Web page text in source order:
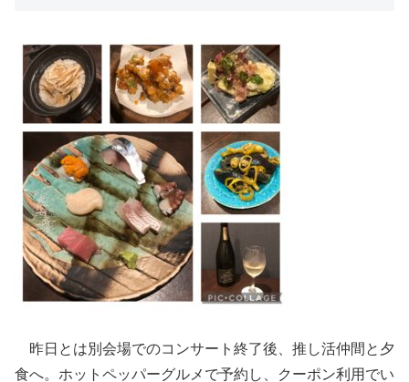
昨日とは別会場でのコンサート終了後、推し活仲間と夕
食へ。ホットペッパーグルメで予約し、クーポン利用でい